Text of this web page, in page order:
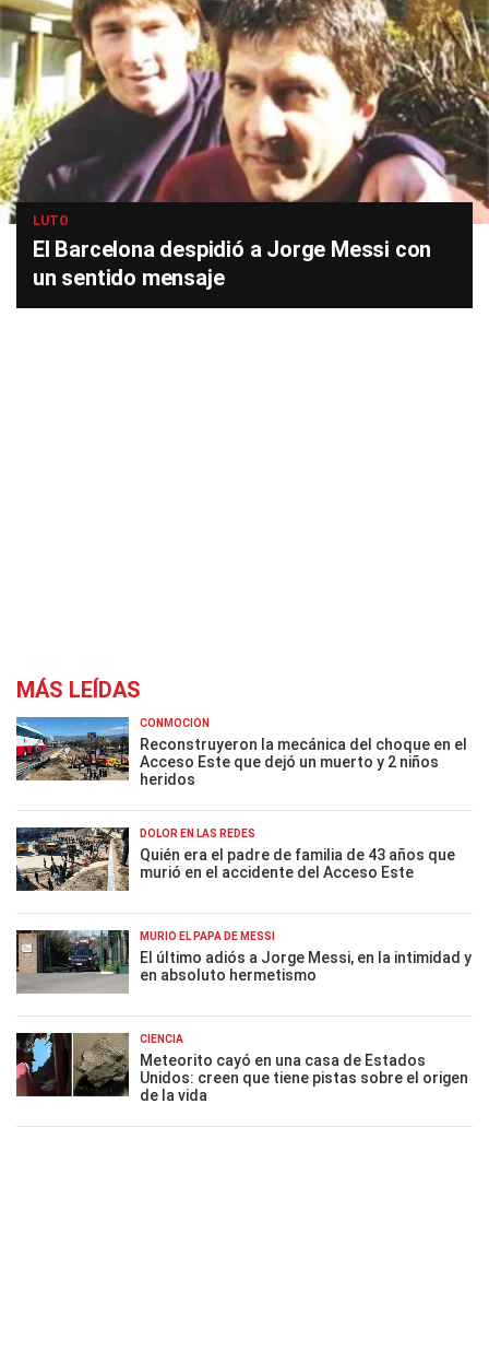
LUTO
El Barcelona despidió a Jorge Messi con
un sentido mensaje
MÁS LEÍDAS
CONMOCIÓN
Reconstruyeron la mecánica del choque en el
Acceso Este que dejó un muerto y 2 niños
heridos
DOLOR EN LAS REDES
Quién era el padre de familia de 43 años que
murió en el accidente del Acceso Este
MURIÓ EL PAPÁ DE MESSI
El último adiós a Jorge Messi, en la intimidad y
en absoluto hermetismo
CIENCIA
Meteorito cayó en una casa de Estados
Unidos: creen que tiene pistas sobre el origen
de la vida